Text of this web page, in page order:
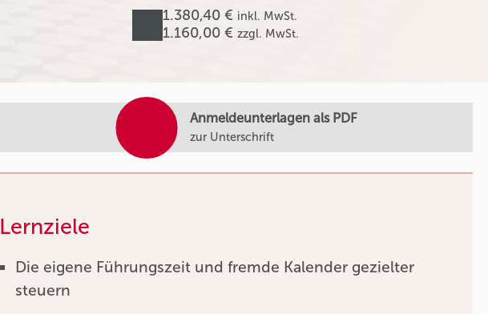
1.380,40 € inkl. MwSt.
1.160,00 € zzgl. MwSt.
Lernziele
Die eigene Führungszeit und fremde Kalender gezielter
steuern
Anmeldeunterlagen als PDF
zur Unterschrift